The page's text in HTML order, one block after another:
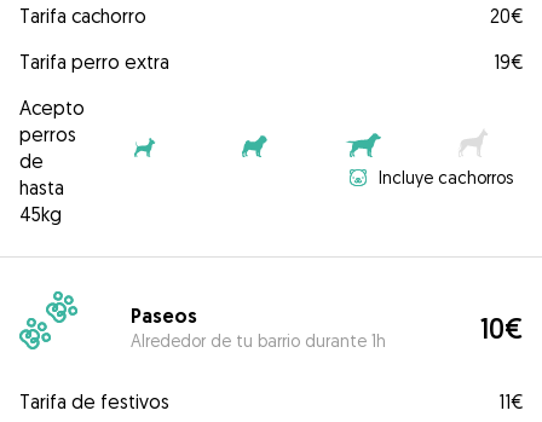
Tarifa cachorro
20€
Tarifa perro extra
19€
Acepto
perros
de
hasta
45kg
Incluye cachorros
Paseos
Alrededor de tu barrio durante 1h 10€
Tarifa de festivos
11€